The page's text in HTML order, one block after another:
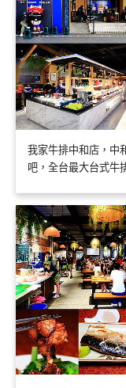
我家牛排中和店，中
吧，全台最大台式牛